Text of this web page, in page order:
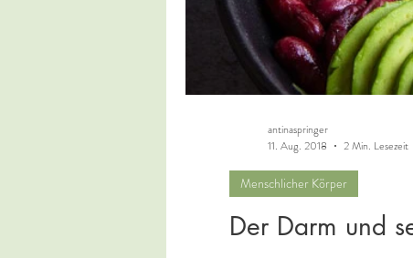
Der Darm und
Menschlicher Körper
antinaspringer
11. Aug. 2018
2 Min. Lesezeit